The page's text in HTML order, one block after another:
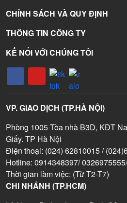
CHÍNH SÁCH VÀ QUY ĐỊNH
THÔNG TIN CÔNG TY
KẾ NỐI VỚI CHÚNG TÔI
VP. GIAO DỊCH (TP.HÀ NỘI)
Phòng 1005 Tòa nhà B3D, KĐT
Giấy. TP Hà Nội
Điện thoại: (024) 62810015 /
Hotline: 0914348397/
Thời gian làm việc: (Từ T2-T7)
CHI NHÁNH (TP.HCM)